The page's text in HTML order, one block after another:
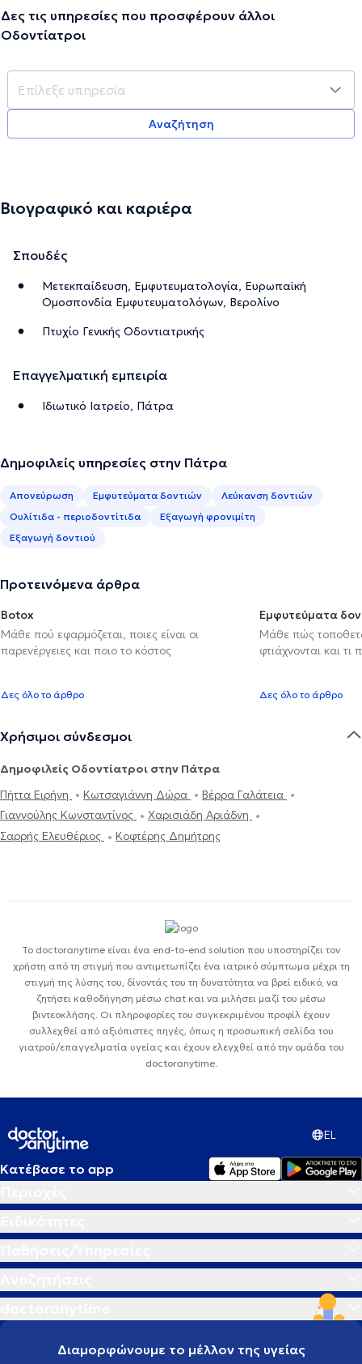
Δες τις υπηρεσίες που προσφέρουν άλλοι
Οδοντίατροι
Αναζήτηση
Βιογραφικό και καριέρα
Σπουδές
Μετεκπαίδευση, Εμφυτευματολογία, Ευρωπαϊκή
Ομοσπονδία Εμφυτευματολόγων, Βερολίνο
Πτυχίο Γενικής Οδοντιατρικής
Επαγγελματική εμπειρία
Ιδιωτικό Ιατρείο, Πάτρα
Δημοφιλείς υπηρεσίες στην Πάτρα
Απονεύρωση Εμφυτεύματα δοντιών
Λεύκανση δοντιών
Ουλίτιδα - περιοδοντίτιδα
Εξαγωγή φρονιμίτη
Εξαγωγή δοντιού
Προτεινόμενα άρθρα
Botox
Μάθε πού εφαρμόζεται, ποιες είναι οι
παρενέργειες και ποιο το κόστος
Δες όλο το άρθρο
Εμφυτεύματα
Μάθε πώς
φτιάχνονται και τι
Δες όλο το άρθρο
Χρήσιμοι σύνδεσμοι
Δημοφιλείς Οδοντίατροι στην Πάτρα
Πήττα Ειρήνη
Κωτσαγιάννη Δώρα
Βέρρα Γαλάτεια
Γιαννούλης Κωνσταντίνος
Χαρισιάδη Αριάδνη
Σαρρής Ελευθέριος
Κοφτέρης Δημήτρης
Το doctoranytime είναι ένα end-to-end solution που υποστηρίζει τον
χρήστη από τη στιγμή που αντιμετωπίζει ένα ιατρικό σύμπτωμα μέχρι τη
στιγμή της λύσης του, δίνοντάς του τη δυνατότητα να βρεί ειδικό, να
ζητήσει καθοδήγηση μέσω chat και να μιλήσει μαζί του μέσω
βιντεοκλήσης. Οι πληροφορίες του συγκεκριμένου προφίλ έχουν
συλλεχθεί από αξιόπιστες πηγές, όπως η προσωπική σελίδα του
γιατρού/επαγγελματία υγείας και έχουν ελεγχθεί από την ομάδα του
doctoranytime.
EL
Κατέβασε το app
Διαμορφώνουμε το μέλλον της υγείας